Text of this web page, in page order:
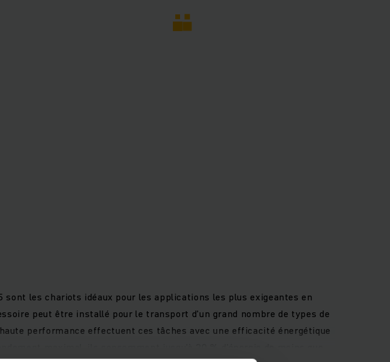
les chariots idéaux pour les applications les plus exigeantes en
peut être installé pour le transport d'un grand nombre de types de
performance effectuent ces tâches avec une efficacité énergétique